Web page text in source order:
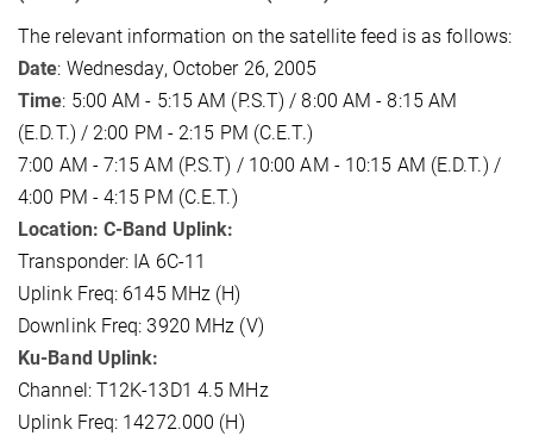
The relevant information on the satellite feed is as follows:
Date: Wednesday, October 26, 2005
Time: 5:00 AM - 5:15 AM (P.S.T) / 8:00 AM - 8:15 AM
(E.D.T.) / 2:00 PM - 2:15 PM (C.E.T.)
7:00 AM - 7:15 AM (P.S.T) / 10:00 AM - 10:15 AM (E.D.T.) /
4:00 PM - 4:15 PM (C.E.T.)
Location: C-Band Uplink:
Transponder: IA 6C-11
Uplink Freq: 6145 MHz (H)
Downlink Freq: 3920 MHz (V)
Ku-Band Uplink:
Channel: T12K-13D1 4.5 MHz
Uplink Freq: 14272.000 (H)